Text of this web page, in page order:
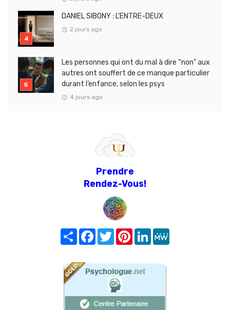
DANIEL SIBONY : L’ENTRE-DEUX
2 jours ago
Les personnes qui ont du mal à dire “non” aux
autres ont souffert de ce manque particulier
durant l’enfance, selon les psys
4 jours ago
Prendre
Rendez-Vous!
Share FacebookTwitterPinterest
LinkedIn